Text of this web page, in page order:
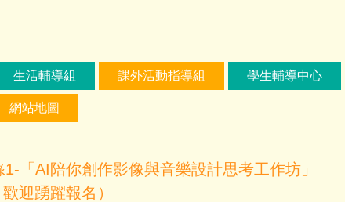
生活輔導組 課外活動指導組 學生輔導中心
網站地圖
「AI陪你創作影像與音樂設計思考工作坊」
迎踴躍報名）